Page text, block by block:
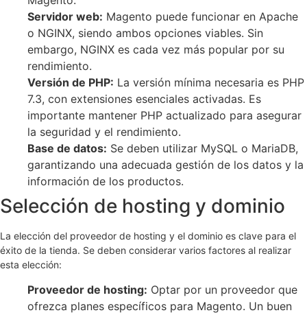
Servidor web: Magento puede funcionar en Apache
o NGINX, siendo ambos opciones viables. Sin
embargo, NGINX es cada vez más popular por su
rendimiento.
Versión de PHP: La versión mínima necesaria es PHP
7.3, con extensiones esenciales activadas. Es
importante mantener PHP actualizado para asegurar
la seguridad y el rendimiento.
Base de datos: Se deben utilizar MySQL o MariaDB,
garantizando una adecuada gestión de los datos y la
información de los productos.
Selección de hosting y dominio
La elección del proveedor de hosting y el dominio es clave para el
éxito de la tienda. Se deben considerar varios factores al realizar
esta elección:
Proveedor de hosting: Optar por un proveedor que
ofrezca planes específicos para Magento. Un buen